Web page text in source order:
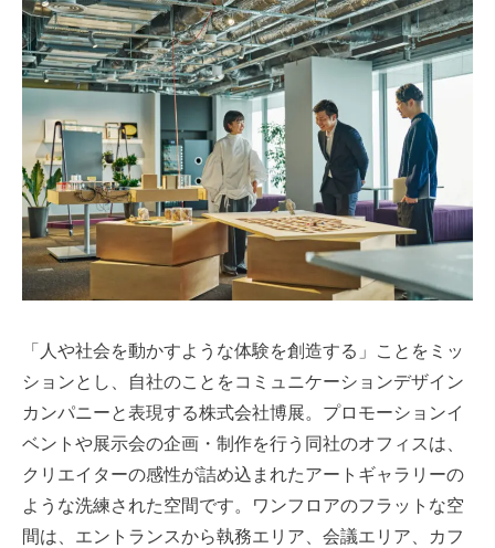
「人や社会を動かすような体験を創造する」ことをミッ
ションとし、自社のことをコミュニケーションデザイン
カンパニーと表現する株式会社博展。プロモーションイ
ベントや展示会の企画・制作を行う同社のオフィスは、
クリエイターの感性が詰め込まれたアートギャラリーの
ような洗練された空間です。ワンフロアのフラットな空
間は、エントランスから執務エリア、会議エリア、カフ